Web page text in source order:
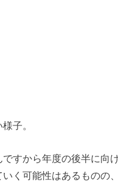
子。
すから年度の後半に向
く可能性はあるものの